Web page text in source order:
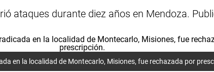
ataques durante diez años en Mendoza.
en la localidad de Montecarlo, Misiones, fue rechazada por